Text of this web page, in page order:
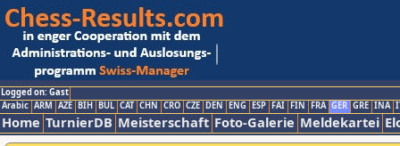
Logged on: Gast
Arabic ARM AZE BIH BUL CAT CHN CRO CZE DEN ENG ESP FAI FIN FRA GER GRE INA
Home TurnierDB Meisterschaft Foto-Galerie Meldekartei